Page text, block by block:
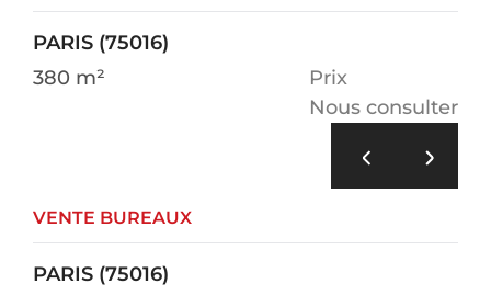
PARIS (75016)
380 m²
Prix
Nous consulter
VENTE BUREAUX
PARIS (75016)